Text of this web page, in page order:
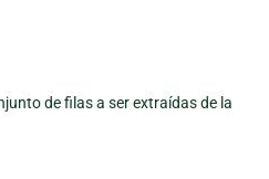
de filas a ser extraídas de la